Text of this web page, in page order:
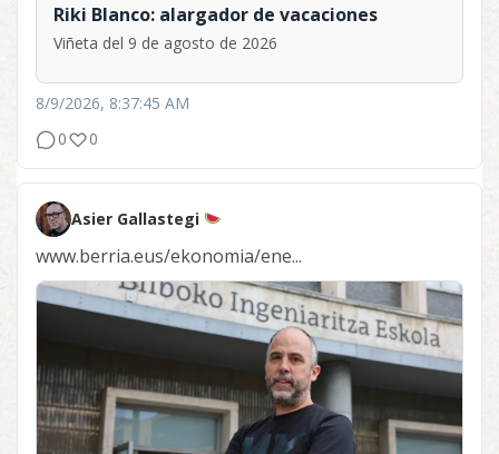
Riki Blanco: alargador de vacaciones
Viñeta del 9 de agosto de 2026
8/9/2026, 8:37:45 AM
0
0
Asier Gallastegi
www.berria.eus/ekonomia/ene...